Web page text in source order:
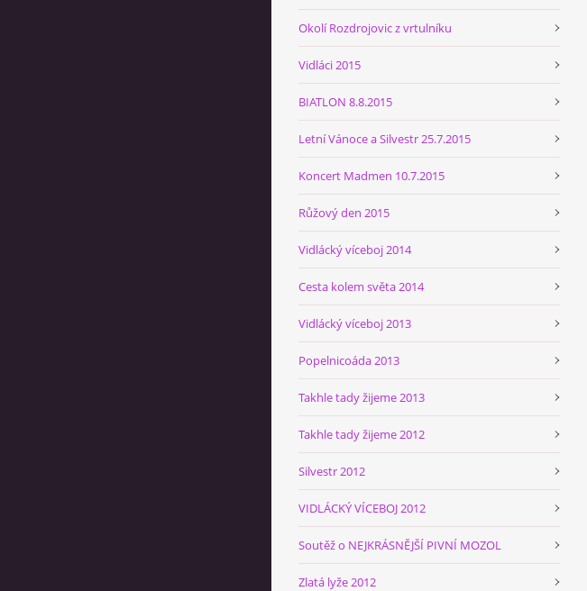
Okolí Rozdrojovic z vrtulníku
Vidláci 2015
BIATLON 8.8.2015
Letní Vánoce a Silvestr 25.7.2015
Koncert Madmen 10.7.2015
Růžový den 2015
Vidlácký víceboj 2014
Cesta kolem světa 2014
Vidlácký víceboj 2013
Popelnicoáda 2013
Takhle tady žijeme 2013
Takhle tady žijeme 2012
Silvestr 2012
VIDLÁCKÝ VÍCEBOJ 2012
Soutěž o NEJKRÁSNĚJŠÍ PIVNÍ MOZOL
Zlatá lyže 2012